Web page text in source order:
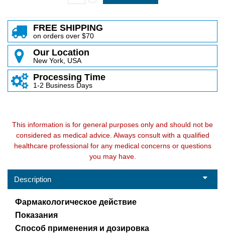
FREE SHIPPING
on orders over $70
Our Location
New York, USA
Processing Time
1-2 Business Days
This information is for general purposes only and should not be
considered as medical advice. Always consult with a qualified
healthcare professional for any medical concerns or questions
you may have.
Description
Фармакологическое действие
Показания
Способ применения и дозировка